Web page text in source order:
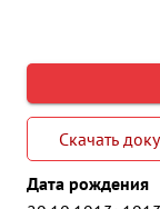
Скачать
Дата рождения